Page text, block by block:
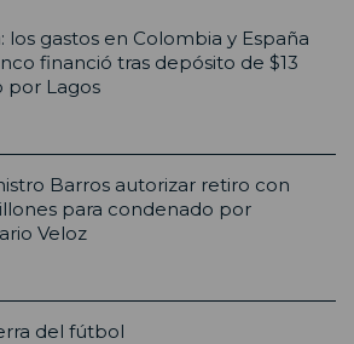
los gastos en Colombia y España
financió tras depósito de $13
por Lagos
Barros autorizar retiro con
para condenado por
Veloz
del fútbol